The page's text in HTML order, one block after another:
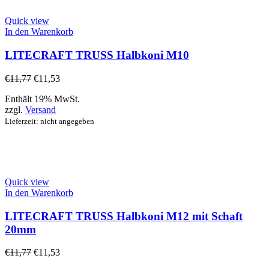
Quick view
In den Warenkorb
LITECRAFT TRUSS Halbkoni M10
€11,77 €11,53
Enthält 19% MwSt.
zzgl. Versand
Lieferzeit: nicht angegeben
Quick view
In den Warenkorb
LITECRAFT TRUSS Halbkoni M12 mit Schaft
20mm
€11,77 €11,53